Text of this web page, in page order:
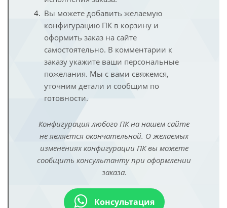
Вы можете добавить желаемую
конфигурацию ПК в корзину и
оформить заказ на сайте
самостоятельно. В комментарии к
заказу укажите ваши персональные
пожелания. Мы с вами свяжемся,
уточним детали и сообщим по
готовности.
Конфигурация любого ПК на нашем сайте
не является окончательной. О желаемых
изменениях конфигурации ПК вы можете
сообщить консультанту при оформлении
заказа.
Консультация